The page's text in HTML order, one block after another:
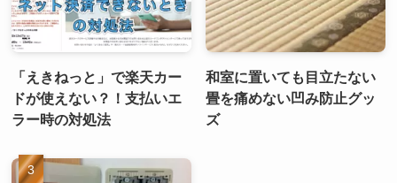
「えきねっと」で楽天カー
ドが使えない？！支払いエ
ラー時の対処法
和室に置いても目立たない
畳を痛めない凹み防止グッ
ズ